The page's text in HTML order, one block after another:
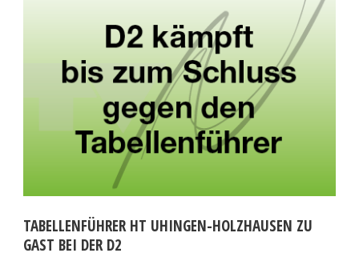
TABELLENFÜHRER HT UHINGEN-HOLZHAUSEN ZU
GAST BEI DER D2